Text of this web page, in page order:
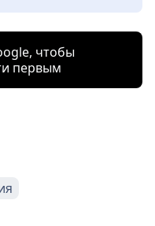
чтобы
первым